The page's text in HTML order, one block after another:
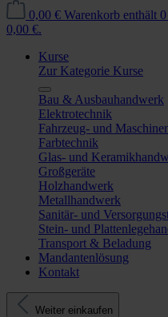
0,00 € Warenkorb enthält
0,00 €.
Kurse
Zur Kategorie Kurse
Bau & Ausbauhandwerk
Elektrotechnik
Fahrzeug- und
Farbtechnik
Glas- und
Großgeräte
Holzhandwerk
Metallhandwerk
Sanitär- und
Stein- und
Transport & Beladung
Mandantenlösung
Kontakt
Weiter einkaufen